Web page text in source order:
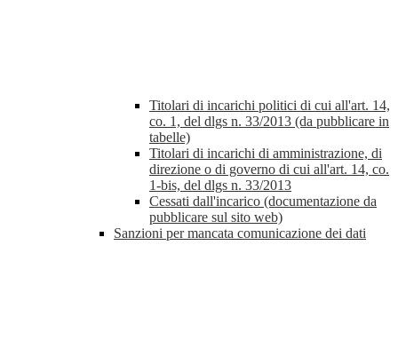
Titolari di incarichi politici di cui all'art. 14,
co. 1, del dlgs n. 33/2013 (da pubblicare in
tabelle)
Titolari di incarichi di amministrazione, di
direzione o di governo di cui all'art. 14, co.
1-bis, del dlgs n. 33/2013
Cessati dall'incarico (documentazione da
pubblicare sul sito web)
Sanzioni per mancata comunicazione dei dati